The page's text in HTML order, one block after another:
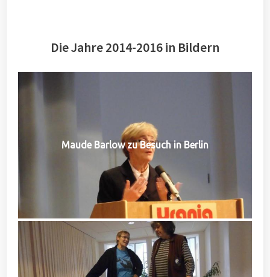
Die Jahre 2014-2016 in Bildern
Maude Barlow zu Besuch in Berlin